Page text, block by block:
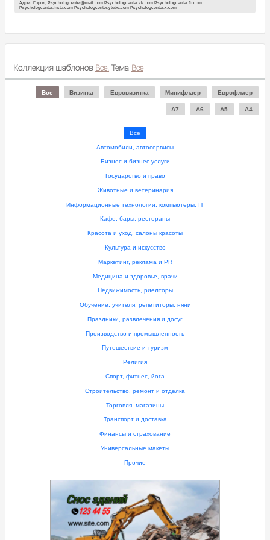
Адрес Город, Psychologcenter@mail.com Psychologcenter.vk.com Psychologcenter.fb.com
Psychologcenter.insta.com Psychologcenter.ytube.com Psychologcenter.x.com
Коллекция шаблонов Все. Тема Все
Все Визитка Евровизитка Минифлаер Еврофлаер
A7 A6 A5 A4
Все
Автомобили, автосервисы
Бизнес и бизнес-услуги
Государство и право
Животные и ветеринария
Информационные технологии, компьютеры, IT
Кафе, бары, рестораны
Красота и уход, салоны красоты
Культура и искусство
Маркетинг, реклама и PR
Медицина и здоровье, врачи
Недвижимость, риелторы
Обучение, учителя, репетиторы, няни
Праздники, развлечения и досуг
Производство и промышленность
Путешествие и туризм
Религия
Спорт, фитнес, йога
Строительство, ремонт и отделка
Торговля, магазины
Транспорт и доставка
Финансы и страхование
Универсальные макеты
Прочие